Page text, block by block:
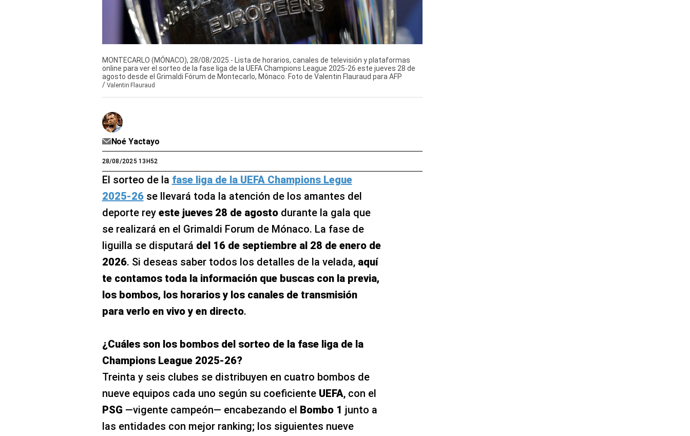
MONTECARLO (MÓNACO), 28/08/2025.- Lista de horarios, canales de televisión y plataformas
online para ver el sorteo de la fase liga de la UEFA Champions League 2025-26 este jueves 28 de
agosto desde el Grimaldi Fórum de Montecarlo, Mónaco. Foto de Valentin Flauraud para AFP
/ Valentin Flauraud
Noé Yactayo
28/08/2025 13H52
El sorteo de la fase liga de la UEFA Champions Legue
2025-26se llevará toda la atención de los amantes del
deporte rey este jueves 28 de agostodurante la gala que
se realizará en el Grimaldi Forum de Mónaco. La fase de
liguilla se disputará del 16 de septiembre al 28 de enero de
2026. Si deseas saber todos los detalles de la velada, aquí
te contamos toda la información que buscas con la previa,
los bombos, los horarios y los canales de transmisión
para verlo en vivo y en directo.
¿Cuáles son los bombos del sorteo de la fase liga de la
Champions League 2025-26?
Treinta y seis clubes se distribuyen en cuatro bombos de
nueve equipos cada uno según su coeficiente UEFA, con el
PSG —vigente campeón— encabezando el Bombo 1 junto a
las entidades con mejor ranking; los siguientes nueve